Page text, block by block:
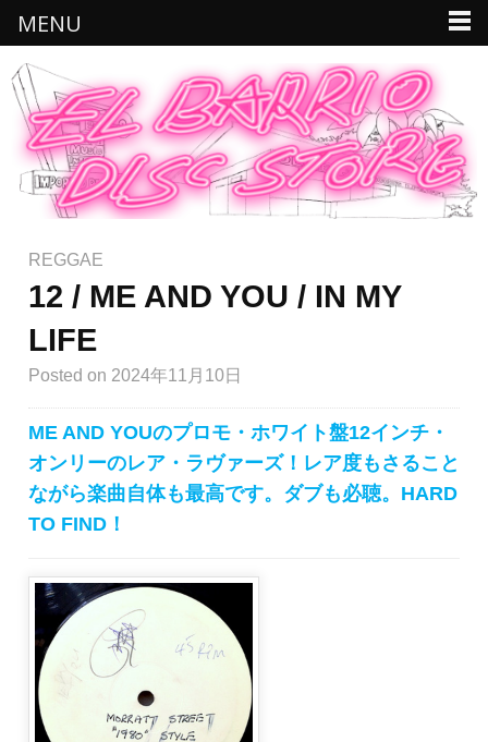
REGGAE
12 / ME AND YOU / IN MY
LIFE
Posted on 2024年11月10日
ME AND YOUのプロモ・ホワイト盤12インチ・
オンリーのレア・ラヴァーズ！レア度もさること
ながら楽曲自体も最高です。ダブも必聴。HARD
TO FIND！
MENU